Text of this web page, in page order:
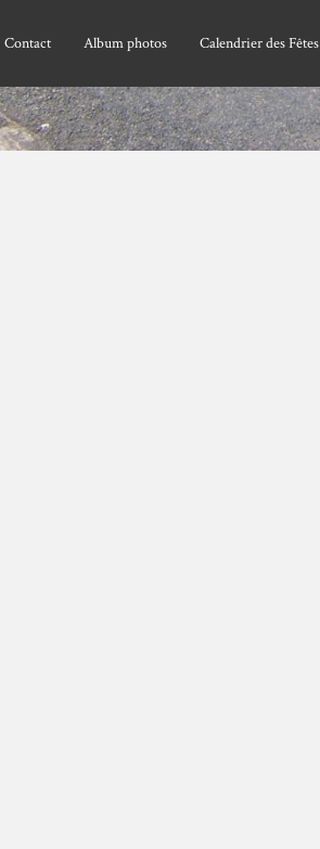
Contact Album photos Calendrier des Fêtes